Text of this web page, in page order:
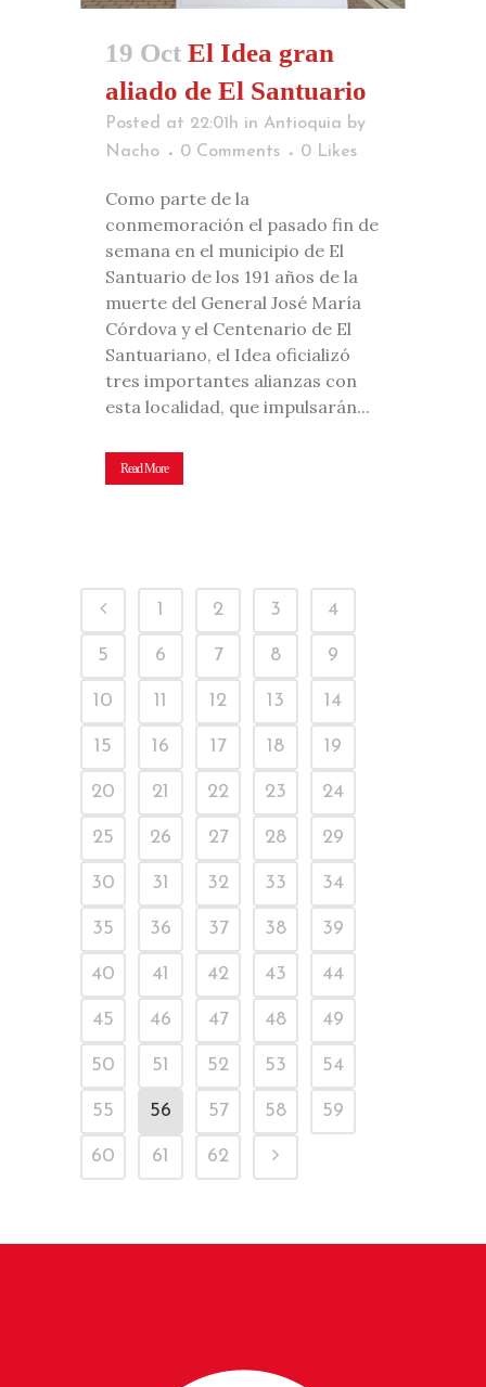
19 Oct El Idea gran
aliado de El Santuario
Posted at 22:01h in Antioquia by
Nacho
0 Comments 0 Likes
Como parte de la
conmemoración el pasado fin de
semana en el municipio de El
Santuario de los 191 años de la
muerte del General José María
Córdova y el Centenario de El
Santuariano, el Idea oficializó
tres importantes alianzas con
esta localidad, que impulsarán...
Read More
1 2 3 4
5 6 7 8 9
10 11 12 13 14
15 16 17 18 19
20 21 22 23 24
25 26 27 28 29
30 31 32 33 34
35 36 37 38 39
40 41 42 43 44
45 46 47 48 49
50 51 52 53 54
55 56 57 58 59
60 61 62